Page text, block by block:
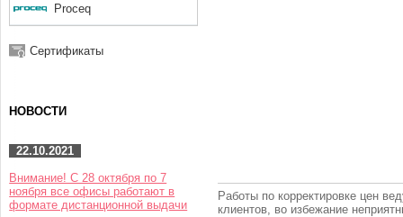
Работы по корректировке цен
клиентов, во избежание
Proceq
Сертификаты
НОВОСТИ
22.10.2021
Внимание! С 28 октября по 7
ноября все офисы работают в
формате дистанционной выдачи